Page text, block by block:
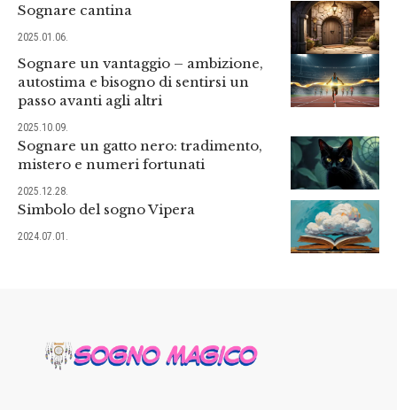
Sognare cantina
2025.01.06.
Sognare un vantaggio – ambizione,
autostima e bisogno di sentirsi un
passo avanti agli altri
2025.10.09.
Sognare un gatto nero: tradimento,
mistero e numeri fortunati
2025.12.28.
Simbolo del sogno Vipera
2024.07.01.